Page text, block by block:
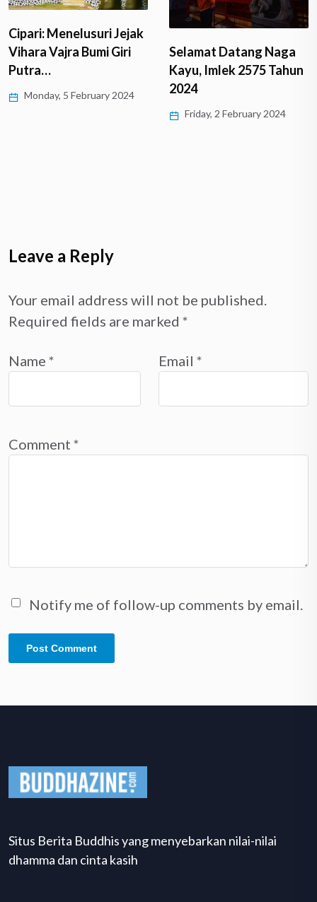
Cipari: Menelusuri Jejak
Vihara Vajra Bumi Giri
Putra…
Monday, 5 February 2024
Selamat Datang Naga
Kayu, Imlek 2575 Tahun
2024
Friday, 2 February 2024
Leave a Reply
Your email address will not be published.
Required fields are marked *
Name * Email *
Comment *
Notify me of follow-up comments by email.
Situs Berita Buddhis yang menyebarkan nilai-nilai
dhamma dan cinta kasih